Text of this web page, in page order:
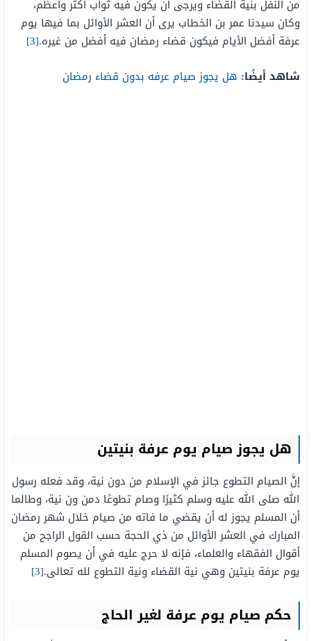
من النفل بنية القضاء ويرجى أن يكون فيه ثواب أكثر وأعظم،
وكان سيدنا عمر بن الخطاب يرى أن العشر الأوائل بما فيها يوم
عرفة أفضل الأيام فيكون قضاء رمضان فيه أفضل من غيره.[3]
شاهد أيضًا: هل يجوز صيام عرفه بدون قضاء رمضان
هل يجوز صيام يوم عرفة بنيتين
إنَّ الصيام التطوع جائز في الإسلام من دون نية، وقد فعله رسول
الله صلى الله عليه وسلم كثيرًا وصام تطوعًا دمن ون نية، وطالما
أن المسلم يجوز له أن يقضي ما فاته من صيام خلال شهر رمضان
المبارك في العشر الأوائل من ذي الحجة حسب القول الراجح من
أقوال الفقهاء والعلماء، فإنه لا حرج عليه في أن يصوم المسلم
يوم عرفة بنيتين وهي نية القضاء ونية التطوع لله تعالى.[3]
حكم صيام يوم عرفة لغير الحاج